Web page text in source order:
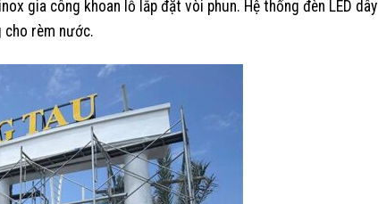
gia công khoan lỗ lắp đặt vòi phun. Hệ thống đèn LED dây
cho rèm nước.